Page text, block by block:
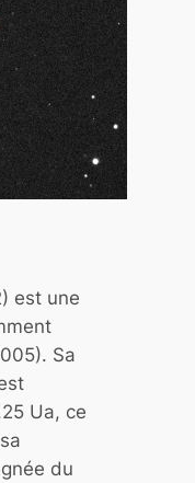
est une
Sa
Ua, ce
du